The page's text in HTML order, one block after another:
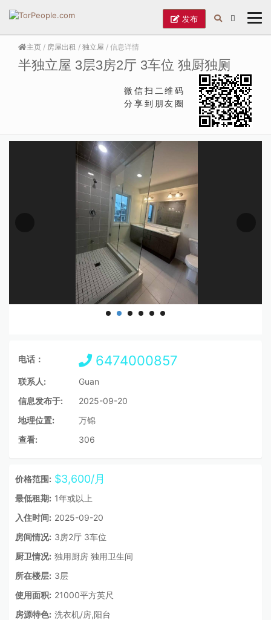
发布
主页 / 房屋出租 / 独立屋 / 信息详情
半独立屋 3层3房2厅 3车位 独厨独厕
微信扫二维码
分享到朋友圈
电话： 6474000857
联系人:
Guan
信息发布于:
2025-09-20
地理位置:
万锦
查看:
306
价格范围: $3,600/月
最低租期: 1年或以上
入住时间: 2025-09-20
房间情况: 3房2厅 3车位
厨卫情况: 独用厨房 独用卫生间
所在楼层: 3层
使用面积: 21000平方英尺
房源特色: 洗衣机/房,阳台